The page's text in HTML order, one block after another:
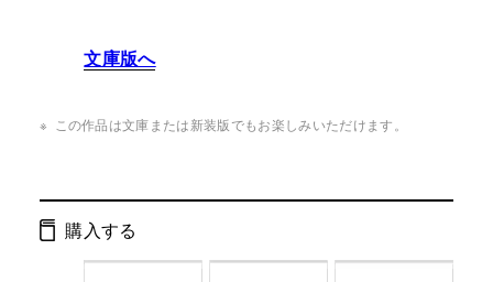
ISBN： 9784344020801
文庫版へ
この作品は文庫または新装版でもお楽しみいただけます。
購入する